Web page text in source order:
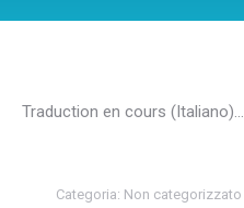
Traduction en cours (Italiano)…
Categoria: Non categorizzato